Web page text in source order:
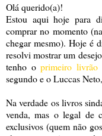
Olá querido(a)!
Estou aqui hoje para
comprar no momento
chegar mesmo). Hoje é
resolvi mostrar um
tenho oprimeiro
segundo e o Luccas
Na verdade os livros
venda, mas o legal de
exclusivos (quem não